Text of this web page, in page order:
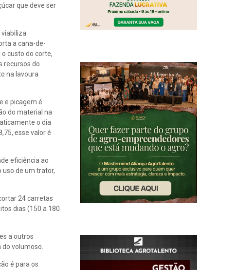
que deve ser
a cana-de-
custo do corte,
recursos do
na lavoura
e picagem é
do material na
o dia
esse valor é
eficiência ao
uso de um trator,
24 carretas
dias (150 a 180
a outros
volumoso.
é para os